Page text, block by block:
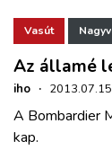
Vasút
Az államé
iho ·
A Bombardier
kap.